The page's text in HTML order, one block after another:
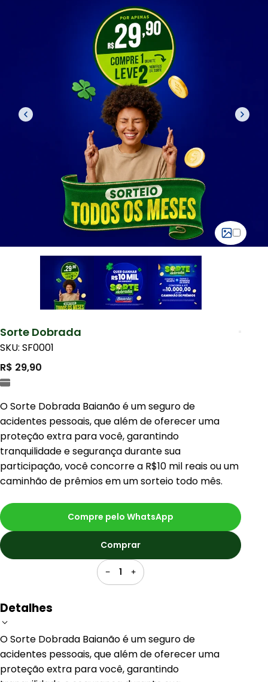
Sorte Dobrada
SKU: SF0001
R$ 29,90
O Sorte Dobrada Baianão é um seguro de
acidentes pessoais, que além de oferecer uma
proteção extra para você, garantindo
tranquilidade e segurança durante sua
participação, você concorre a R$10 mil reais ou um
caminhão de prêmios em um sorteio todo mês.
1
Comprar
Compre pelo WhatsApp
Detalhes
O Sorte Dobrada Baianão é um seguro de
acidentes pessoais, que além de oferecer uma
proteção extra para você, garantindo